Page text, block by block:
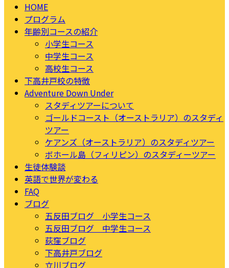
HOME
プログラム
年齢別コースの紹介
小学生コース
中学生コース
高校生コース
下高井戸校の特徴
Adventure Down Under
スタディツアーについて
ゴールドコースト（オーストラリア）のスタディ
ツアー
ケアンズ（オーストラリア）のスタディツアー
ボホール島（フィリピン）のスタディーツアー
生徒体験談
英語で世界が変わる
FAQ
ブログ
五反田ブログ 小学生コース
五反田ブログ 中学生コース
荻窪ブログ
下高井戸ブログ
立川ブログ